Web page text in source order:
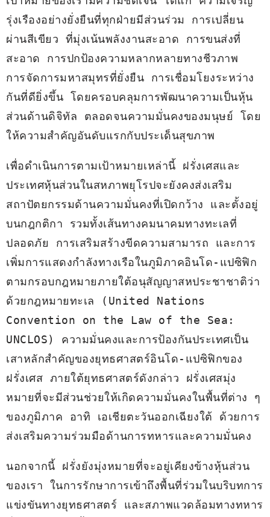
รุ่งเรืองอย่างยั่งยืนที่ทุกฝ่ายมีส่วนร่วม การเปลี่ยน
ผ่านสีเขียว ที่มุ่งเน้นพลังงานสะอาด การขนส่งที่
สะอาด การปกป้องความหลากหลายทางชีวภาพ
การจัดการมหาสมุทรที่ยั่งยืน การเชื่อมโยงระหว่าง
กันที่ดียิ่งขึ้น โดยครอบคลุมการพัฒนาความเป็นหุ้น
ส่วนด้านดิจิทัล ตลอดจนความมั่นคงของมนุษย์ โดย
ให้ความสำคัญอันดับแรกกับประเด็นสุขภาพ
เพื่อดำเนินการตามเป้าหมายเหล่านี้ ฝรั่งเศสและ
ประเทศหุ้นส่วนในสหภาพยุโรปจะยังคงส่งเสริม
สถาปัตยกรรมด้านความมั่นคงที่เปิดกว้าง และตั้งอยู่
บนกฎกติกา รวมทั้งเส้นทางคมนาคมทางทะเลที่
ปลอดภัย การเสริมสร้างขีดความสามารถ และการ
เพิ่มการแสดงกำลังทางเรือในภูมิภาคอินโด-แปซิฟิก
ตามกรอบกฎหมายภายใต้อนุสัญญาสหประชาชาติว่า
ด้วยกฎหมายทะเล (United Nations
Convention on the Law of the Sea:
UNCLOS) ความมั่นคงและการป้องกันประเทศเป็น
เสาหลักสำคัญของยุทธศาสตร์อินโด-แปซิฟิกของ
ฝรั่งเศส ภายใต้ยุทธศาสตร์ดังกล่าว ฝรั่งเศสมุ่ง
หมายที่จะมีส่วนช่วยให้เกิดความมั่นคงในพื้นที่ต่าง ๆ
ของภูมิภาค อาทิ เอเชียตะวันออกเฉียงใต้ ด้วยการ
ส่งเสริมความร่วมมือด้านการทหารและความมั่นคง
นอกจากนี้ ฝรั่งยังมุ่งหมายที่จะอยู่เคียงข้างหุ้นส่วน
ของเรา ในการรักษาการเข้าถึงพื้นที่ร่วมในบริบทการ
แข่งขันทางยุทธศาสตร์ และสภาพแวดล้อมทางทหาร